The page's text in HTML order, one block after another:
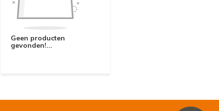
Geen producten
gevonden!...